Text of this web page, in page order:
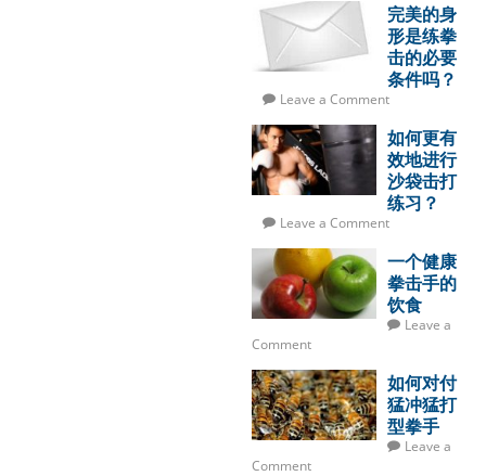
完美的身
形是练拳
击的必要
条件吗？
Leave a Comment
如何更有
效地进行
沙袋击打
练习？
Leave a Comment
一个健康
拳击手的
饮食
Leave a
Comment
如何对付
猛冲猛打
型拳手
Leave a
Comment